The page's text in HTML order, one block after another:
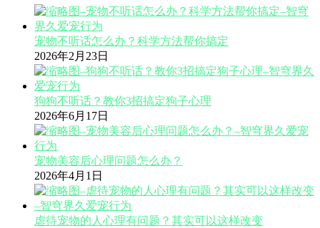
宠物不听话怎么办？科学方法帮你搞定
2026年2月23日
狗狗不听话？教你3招搞定狗子心理
2026年6月17日
宠物美容后心理问题怎么办？
2026年4月1日
虐待宠物的人心理有问题？其实可以这样改变